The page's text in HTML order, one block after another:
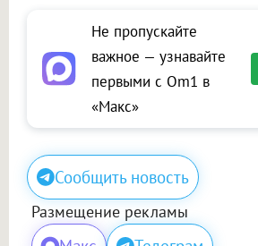
Не пропускайте
важное — узнавайте
первыми с Om1 в
«Макс»
Сообщить новость
Размещение рекламы